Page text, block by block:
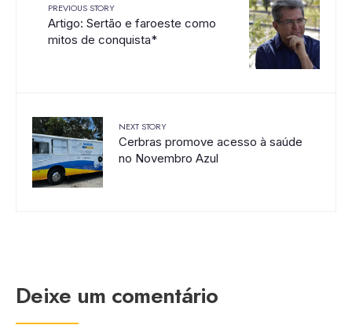
PREVIOUS STORY
Artigo: Sertão e faroeste como
mitos de conquista*
NEXT STORY
Cerbras promove acesso à saúde
no Novembro Azul
Deixe um comentário